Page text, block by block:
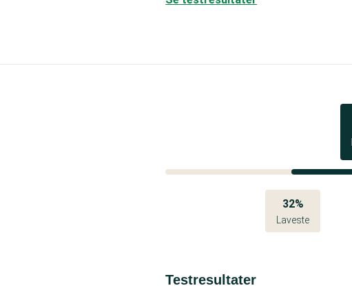
32%
Laveste
Testresultater